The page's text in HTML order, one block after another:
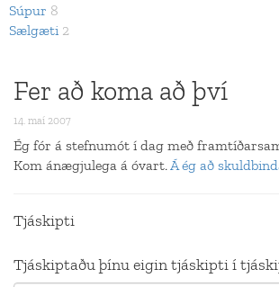
Súpur 8
Sælgæti 2
Fer að koma að því
14. maí 2007
Ég fór á stefnumót í dag með
Kom ánægjulega á óvart.Á ég að
Tjáskipti
Tjáskiptaðu þínu eigin tjáskipti í